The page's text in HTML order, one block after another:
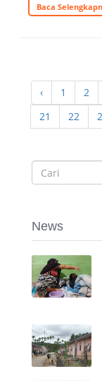
Baca
‹ 1 2
21
22
News